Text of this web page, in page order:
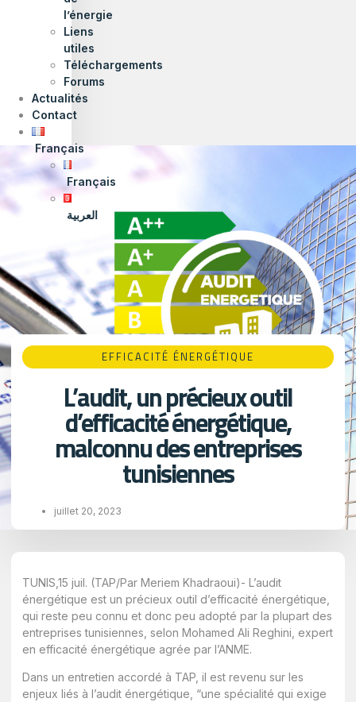
l’énergie
Liens
utiles
Téléchargements
Forums
Actualités
Contact
Français
Français
العربية
EFFICACITÉ ÉNERGÉTIQUE
L’audit, un précieux outil
d’efficacité énergétique,
malconnu des entreprises
tunisiennes
juillet 20, 2023
TUNIS,15 juil. (TAP/Par Meriem Khadraoui)- L’audit
énergétique est un précieux outil d’efficacité énergétique,
qui reste peu connu et donc peu adopté par la plupart des
entreprises tunisiennes, selon Mohamed Ali Reghini, expert
en efficacité énergétique agrée par l’ANME.
Dans un entretien accordé à TAP, il est revenu sur les
enjeux liés à l’audit énergétique, “une spécialité qui exige